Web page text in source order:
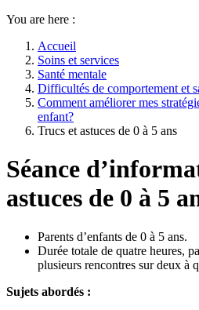
You are here :
Accueil
Soins et services
Santé mentale
Difficultés de comportement et
Comment améliorer mes
enfant?
Trucs et astuces de 0 à 5 ans
Séance
astuces de 0 à 5
Parents d’enfants de 0 à 5 ans.
Durée totale de quatre heures,
plusieurs rencontres sur deux à
Sujets abordés :